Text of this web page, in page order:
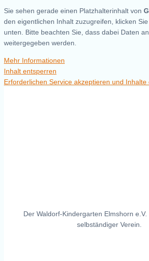
Sie sehen gerade einen Platzhalterinhalt von
den eigentlichen Inhalt zuzugreifen, klicken
unten. Bitte beachten Sie, dass dabei Daten
weitergegeben werden.
Mehr Informationen
Inhalt entsperren
Erforderlichen Service akzeptieren und Inhalte
Der Waldorf-Kindergarten Elmshorn
selbständiger Verein.